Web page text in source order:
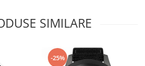
SIMILARE
-25%